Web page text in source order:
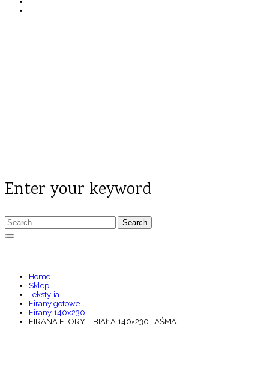
Enter your keyword
Search
Home
Sklep
Tekstylia
Firany gotowe
Firany 140x230
FIRANA FLORY – BIAŁA 140×230 TAŚMA